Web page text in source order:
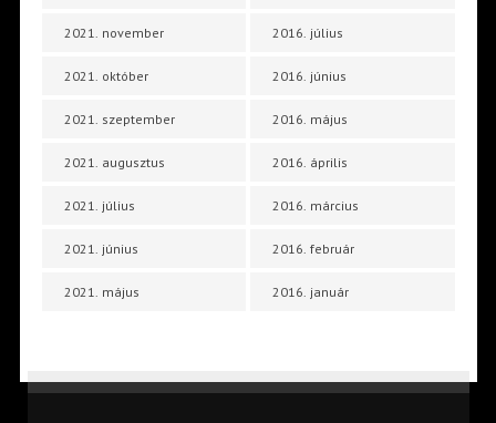
2021. november
2021. október
2021. szeptember
2021. augusztus
2021. július
2021. június
2021. május
2016. július
2016. június
2016. május
2016. április
2016. március
2016. február
2016. január